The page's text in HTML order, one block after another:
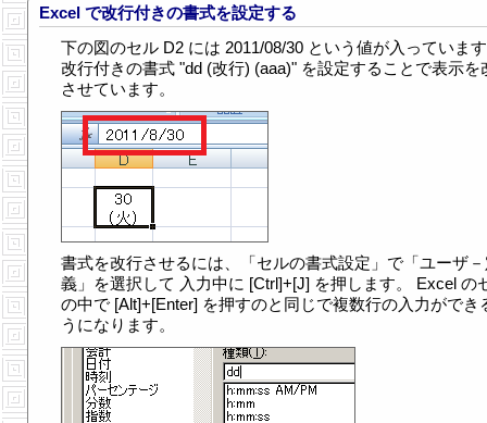
Excel で改行付きの書式を設定する
下の図のセル D2 には 2011/08/30 という値が入っていま
改行付きの書式 "dd (改行) (aaa)" を設定することで表示を
させています。
書式を改行させるには、「セルの書式設定」で「ユーザ
義」を選択して 入力中に [Ctrl]+[J] を押します。 Excel の
の中で [Alt]+[Enter] を押すのと同じで複数行の入力ができ
うになります。